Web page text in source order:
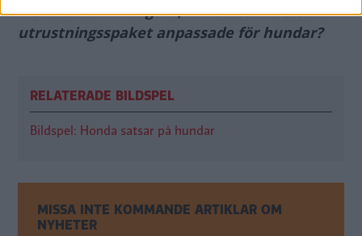
Diskutera: Hundägare, finns det intresse för
utrustningsspaket anpassade för hundar?
RELATERADE BILDSPEL
Bildspel: Honda satsar på hundar
MISSA INTE KOMMANDE ARTIKLAR OM
NYHETER